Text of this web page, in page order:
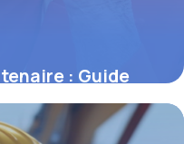
: Guide